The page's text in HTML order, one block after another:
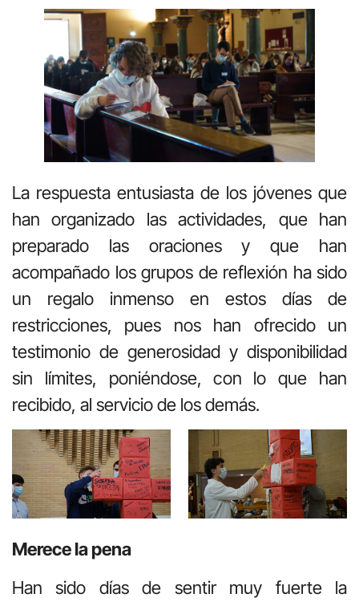
La respuesta entusiasta de los jóvenes que
han organizado las actividades, que han
preparado las oraciones y que han
acompañado los grupos de reflexión ha sido
un regalo inmenso en estos días de
restricciones, pues nos han ofrecido un
testimonio de generosidad y disponibilidad
sin límites, poniéndose, con lo que han
recibido, al servicio de los demás.
Merece la pena
Han sido días de sentir muy fuerte la